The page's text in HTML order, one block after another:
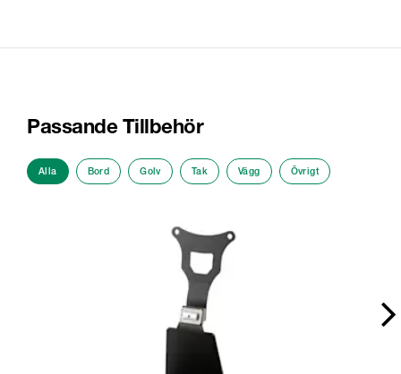
Passande Tillbehör
Alla Bord Golv Tak Vägg Övrigt